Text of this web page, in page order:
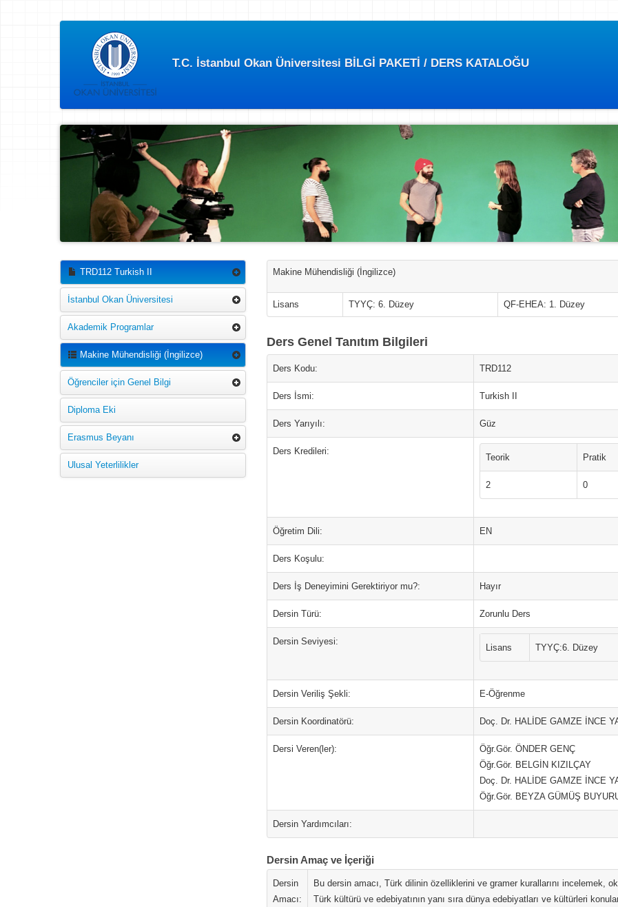
T.C. İstanbul Okan Üniversitesi BİLGİ PAKETİ / DERS KATALOĞU
TRD112 Turkish II
İstanbul Okan Üniversitesi
Akademik Programlar
Makine Mühendisliği (İngilizce)
Öğrenciler için Genel Bilgi
Diploma Eki
Erasmus Beyanı
Ulusal Yeterlilikler
Makine Mühendisliği (İngilizce)
Lisans TYYÇ: 6. Düzey QF-EHEA: 1. Düzey
Ders Genel Tanıtım Bilgileri
Ders Kodu: TRD112
Ders İsmi: Turkish II
Ders Yarıyılı: Güz
Ders Kredileri:
Teorik Pratik
2 0
Öğretim Dili: EN
Ders Koşulu:
Ders İş Deneyimini Gerektiriyor mu?: Hayır
Dersin Türü: Zorunlu Ders
Dersin Seviyesi:
Lisans TYYÇ:6. Düzey
Dersin Veriliş Şekli: E-Öğrenme
Dersin Koordinatörü: Doç. Dr. HALİDE GAMZE İNCE
Dersi Veren(ler):
Öğr.Gör. ÖNDER GENÇ
Öğr.Gör. BELGİN KIZILÇAY
Doç. Dr. HALİDE GAMZE İNCE
Öğr.Gör. BEYZA GÜMÜŞ
Dersin Yardımcıları:
Dersin Amaç ve İçeriği
Dersin
Amacı:
Bu dersin amacı, Türk dilinin özelliklerini ve gramer kurallarını incelemek,
Türk kültürü ve edebiyatının yanı sıra dünya edebiyatları ve kültürleri